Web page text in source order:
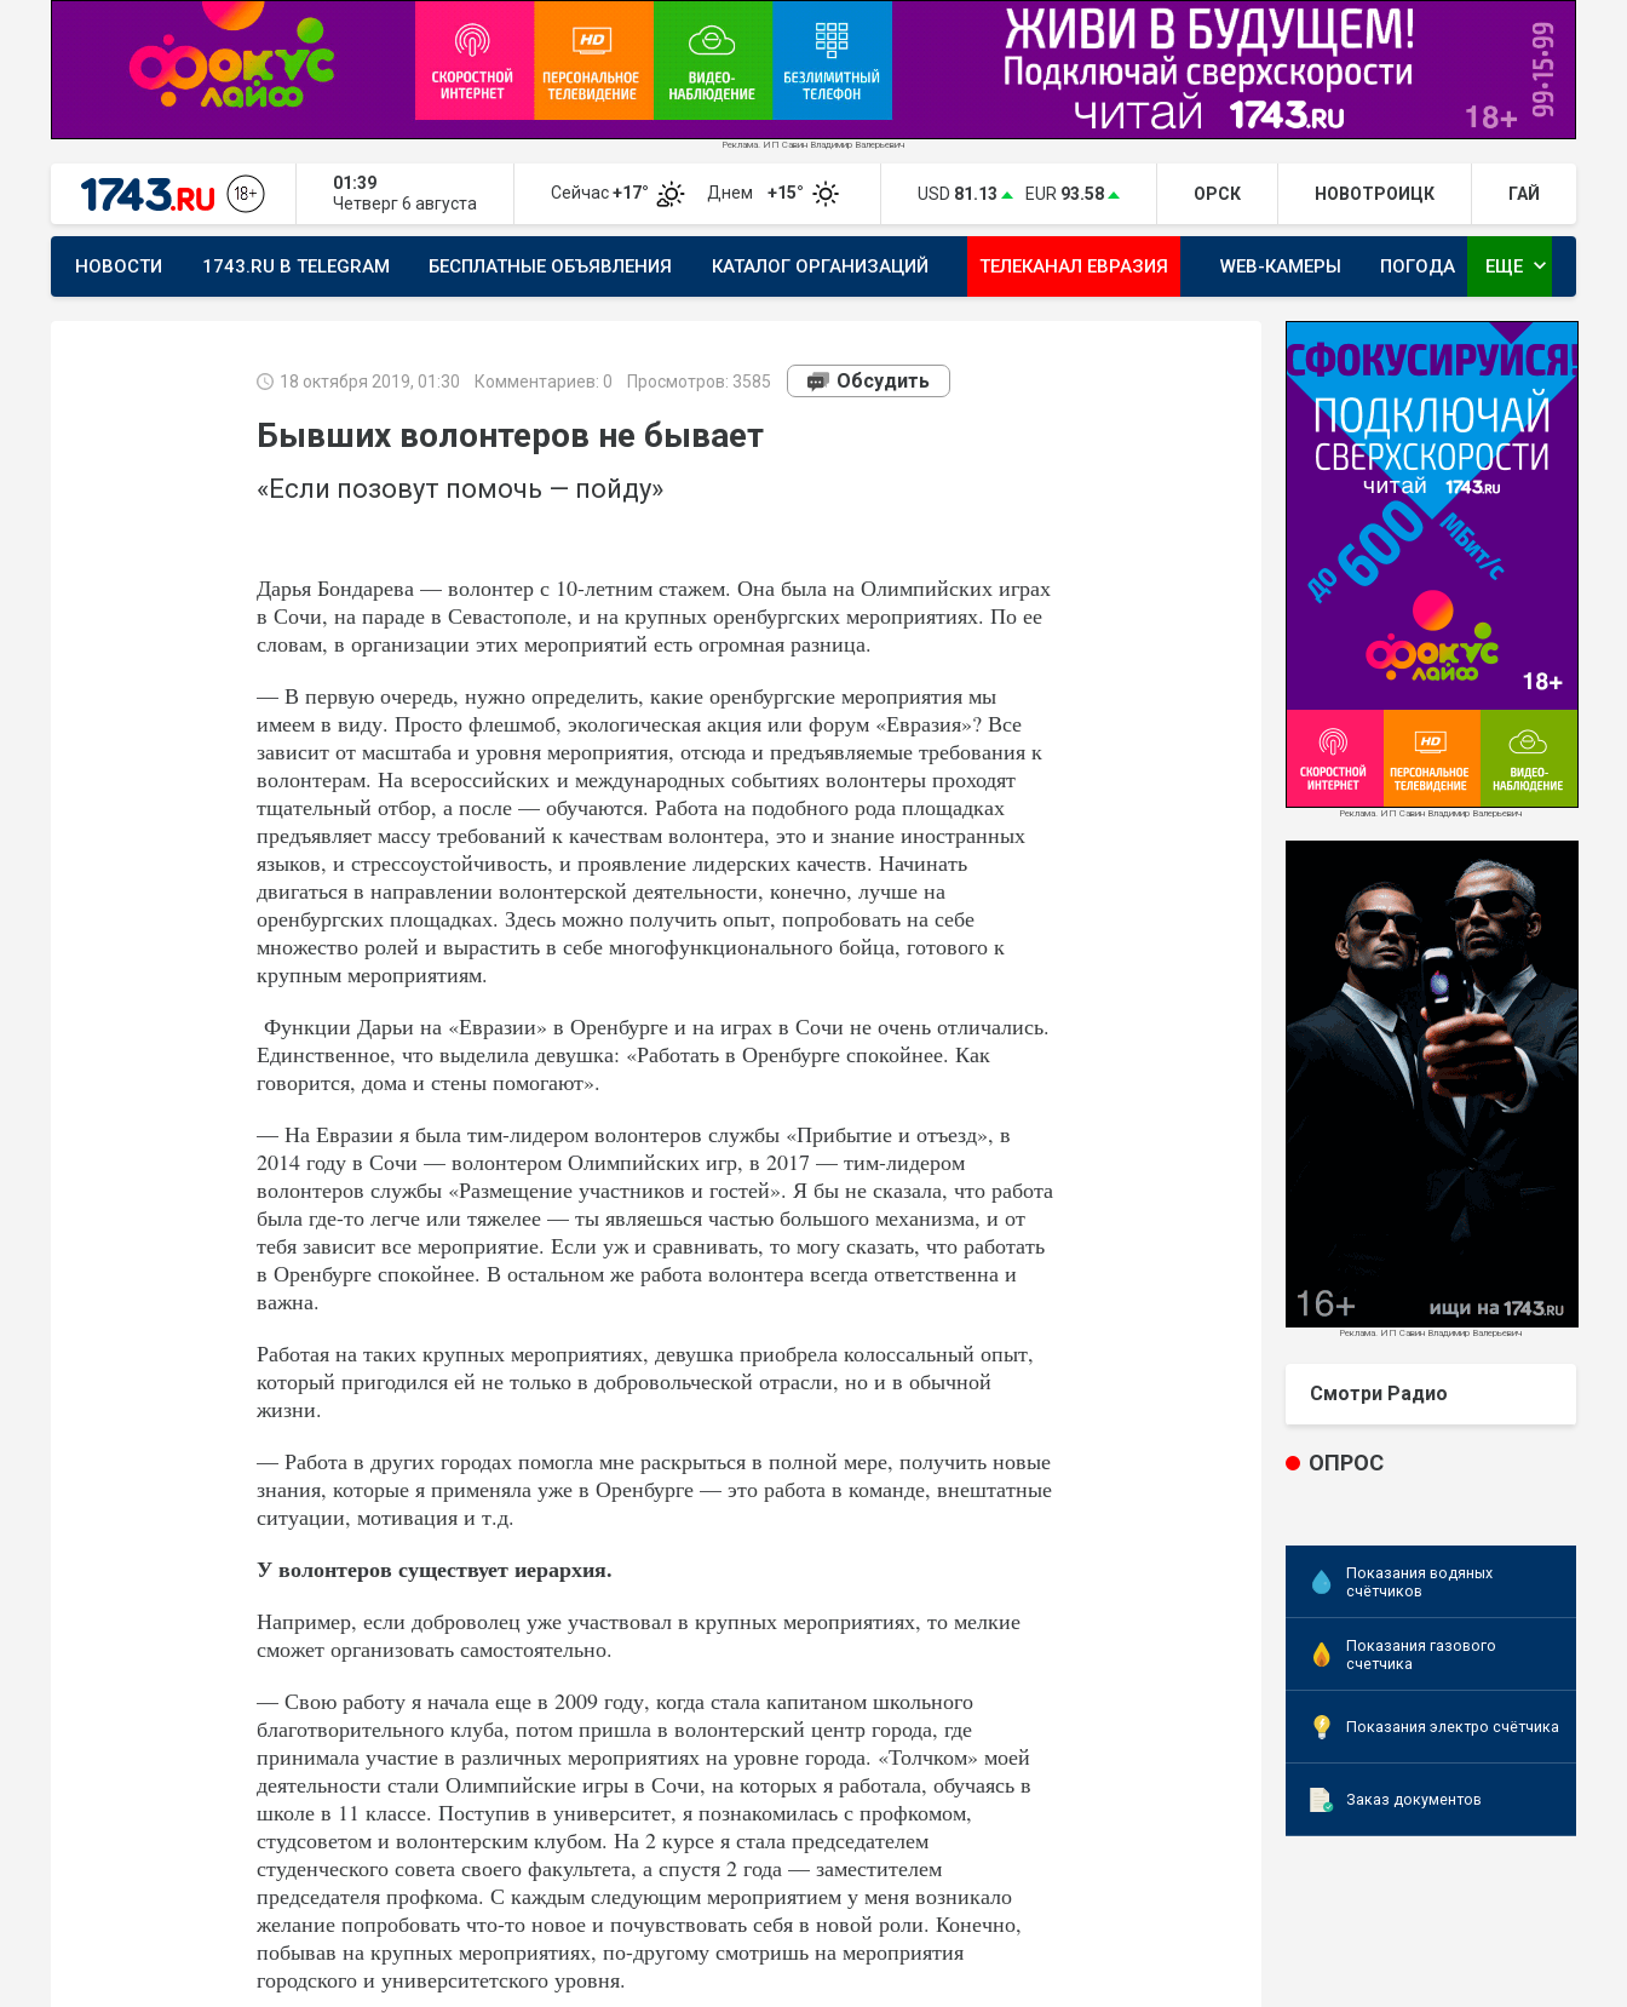
Реклама. ИП Савин Владимир Валерьевич
01:39
Четверг6 августа
Сейчас+17° Днем +15° USD 81.13 EUR 93.58 ОРСК НОВОТРОИЦК ГАЙ
НОВОСТИ 1743.RU В TELEGRAM БЕСПЛАТНЫЕ ОБЪЯВЛЕНИЯ КАТАЛОГ ОРГАНИЗАЦИЙ ТЕЛЕКАНАЛ ЕВРАЗИЯ WEB-КАМЕРЫ ПОГОДА
ОРЕНБУРГ - ГЕРОИ РЯДОМ С НАМИ
ЕЩЕ expand_more
18 октября 2019, 01:30 Комментариев: 0 Просмотров: 3585 Обсудить
Бывших волонтеров не бывает
«Если позовут помочь — пойду»
Дарья Бондарева — волонтер с 10-летним стажем. Она была на Олимпийских играх
в Сочи, на параде в Севастополе, и на крупных оренбургских мероприятиях. По ее
словам, в организации этих мероприятий есть огромная разница.
— В первую очередь, нужно определить, какие оренбургские мероприятия мы
имеем в виду. Просто флешмоб, экологическая акция или форум «Евразия»? Все
зависит от масштаба и уровня мероприятия, отсюда и предъявляемые требования к
волонтерам. На всероссийских и международных событиях волонтеры проходят
тщательный отбор, а после — обучаются. Работа на подобного рода площадках
предъявляет массу требований к качествам волонтера, это и знание иностранных
языков, и стрессоустойчивость, и проявление лидерских качеств. Начинать
двигаться в направлении волонтерской деятельности, конечно, лучше на
оренбургских площадках. Здесь можно получить опыт, попробовать на себе
множество ролей и вырастить в себе многофункционального бойца, готового к
крупным мероприятиям.
Функции Дарьи на «Евразии» в Оренбурге и на играх в Сочи не очень отличались.
Единственное, что выделила девушка: «Работать в Оренбурге спокойнее. Как
говорится, дома и стены помогают».
— На Евразии я была тим-лидером волонтеров службы «Прибытие и отъезд», в
2014 году в Сочи — волонтером Олимпийских игр, в 2017 — тим-лидером
волонтеров службы «Размещение участников и гостей». Я бы не сказала, что работа
была где-то легче или тяжелее — ты являешься частью большого механизма, и от
тебя зависит все мероприятие. Если уж и сравнивать, то могу сказать, что работать
в Оренбурге спокойнее. В остальном же работа волонтера всегда ответственна и
важна.
Работая на таких крупных мероприятиях, девушка приобрела колоссальный опыт,
который пригодился ей не только в добровольческой отрасли, но и в обычной
жизни.
— Работа в других городах помогла мне раскрыться в полной мере, получить новые
знания, которые я применяла уже в Оренбурге — это работа в команде, внештатные
ситуации, мотивация и т.д.
У волонтеров существует иерархия.
Например, если доброволец уже участвовал в крупных мероприятиях, то мелкие
сможет организовать самостоятельно.
— Свою работу я начала еще в 2009 году, когда стала капитаном школьного
благотворительного клуба, потом пришла в волонтерский центр города, где
принимала участие в различных мероприятиях на уровне города. «Толчком» моей
деятельности стали Олимпийские игры в Сочи, на которых я работала, обучаясь в
школе в 11 классе. Поступив в университет, я познакомилась с профкомом,
студсоветом и волонтерским клубом. На 2 курсе я стала председателем
студенческого совета своего факультета, а спустя 2 года — заместителем
председателя профкома. С каждым следующим мероприятием у меня возникало
желание попробовать что-то новое и почувствовать себя в новой роли. Конечно,
побывав на крупных мероприятиях, по-другому смотришь на мероприятия
городского и университетского уровня.
Реклама. ИП Савин Владимир Валерьевич
Реклама. ИП Савин Владимир Валерьевич
Смотри Радио
ОПРОС
Показания водяных
счётчиков
Показания газового
счетчика
Показания электро счётчика
Заказ документов